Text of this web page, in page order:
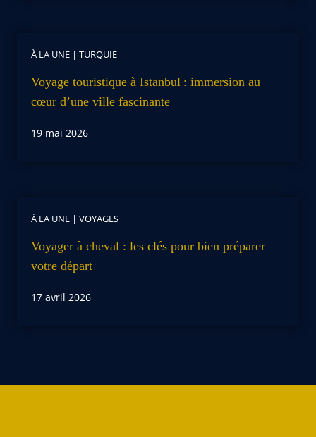
À LA UNE | TURQUIE
Voyage touristique à Istanbul : immersion au
cœur d’une ville fascinante
19 mai 2026
À LA UNE | VOYAGES
Voyager à cheval : les clés pour bien préparer
votre départ
17 avril 2026